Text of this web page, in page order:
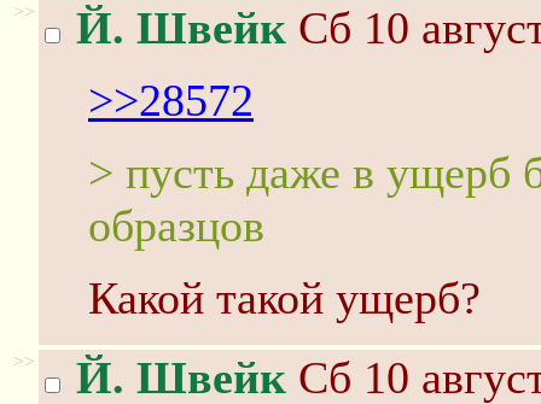
>> Й. Швейк Сб 10
>>28572
> пусть даже в ущерб
образцов
Какой такой ущерб?
>> Й. Швейк Сб 10